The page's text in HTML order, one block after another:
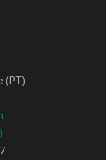
(PT)